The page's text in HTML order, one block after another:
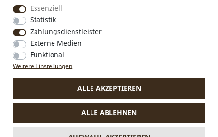
Social Media
Instagram
Facebook
VERTRAG WIDERRUFEN
Die durchgestrichenen Preise entsprechen dem bisherigen Preis
** Gilt für Lieferungen nach Deutschland. Lieferzeiten für andere
Essenziell
Statistik
Zahlungsdienstleister
Externe Medien
Funktional
Weitere Einstellungen
ALLE AKZEPTIEREN
ALLE ABLEHNEN